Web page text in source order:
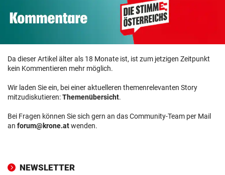
Da dieser Artikel älter als 18 Monate ist, ist zum jetzigen Zeitpunkt
kein Kommentieren mehr möglich.
Wir laden Sie ein, bei einer aktuelleren themenrelevanten Story
mitzudiskutieren:Themenübersicht.
Bei Fragen können Sie sich gern an das Community-Team per Mail
an forum@krone.atwenden.
NEWSLETTER